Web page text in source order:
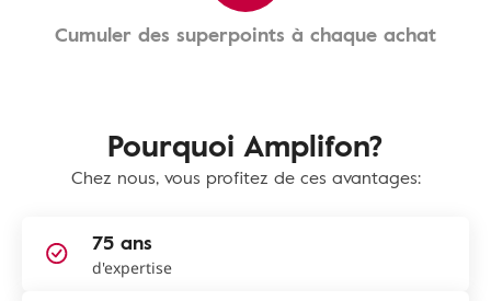
Cumuler des superpoints à chaque achat
Pourquoi Amplifon?
Chez nous, vous profitez de ces avantages:
75 ans
d'expertise